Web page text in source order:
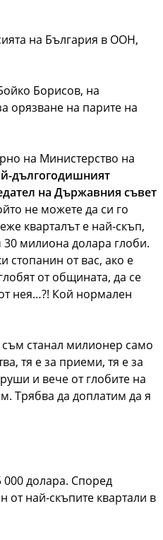
на България в ООН,
Борисов, на
орязване на парите на
на Министерство на
дългогодишният
на Държавния съвет
не можете да си го
кварталът е най-скъп,
30 милиона долара глоби.
стопанин от вас, ако е
от общината, да се
нея…?! Кой нормален
станал милионер само
тя е за приеми, тя е за
и вече от глобите на
Трябва да доплатим да я
000 долара. Според
от най-скъпите квартали в